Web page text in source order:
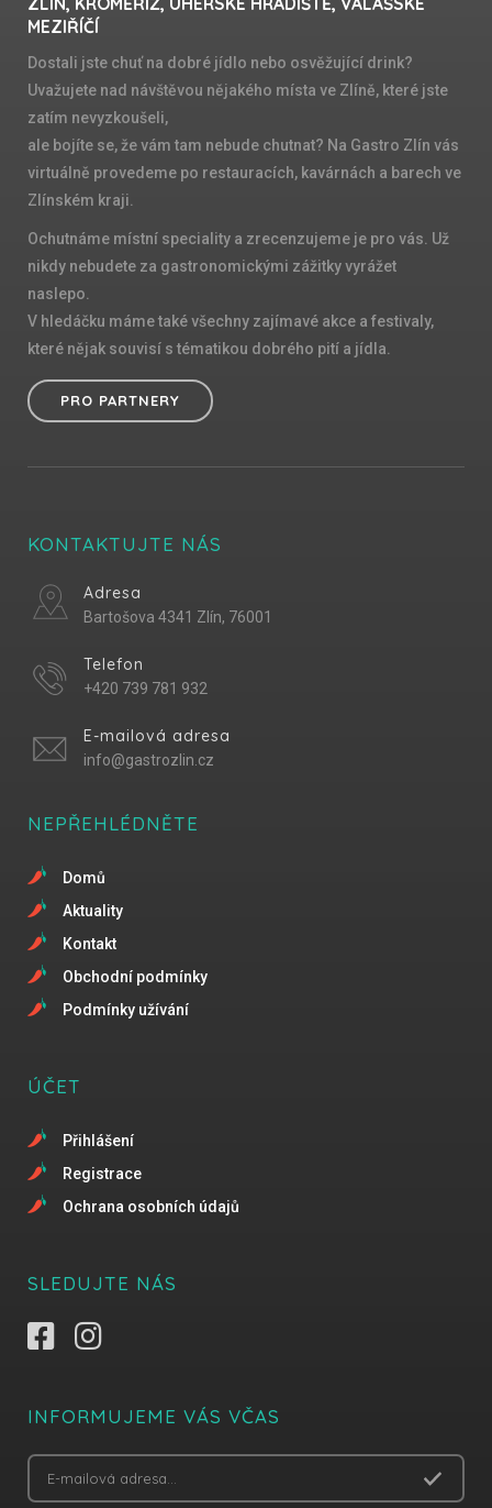
MEZIŘÍČÍ
Dostali jste chuť na dobré jídlo nebo osvěžující drink?
Uvažujete nad návštěvou nějakého místa ve Zlíně, které jste
zatím nevyzkoušeli,
ale bojíte se, že vám tam nebude chutnat? Na Gastro Zlín vás
virtuálně provedeme po restauracích, kavárnách a barech ve
Zlínském kraji.
Ochutnáme místní speciality a zrecenzujeme je pro vás. Už
nikdy nebudete za gastronomickými zážitky vyrážet
naslepo.
V hledáčku máme také všechny zajímavé akce a festivaly,
které nějak souvisí s tématikou dobrého pití a jídla.
PRO PARTNERY
KONTAKTUJTE NÁS
Adresa
Bartošova 4341 Zlín, 76001
Telefon
+420 739 781 932
E-mailová adresa
info@gastrozlin.cz
NEPŘEHLÉDNĚTE
Domů
Aktuality
Kontakt
Obchodní podmínky
Podmínky užívání
ÚČET
Přihlášení
Registrace
Ochrana osobních údajů
SLEDUJTE NÁS
INFORMUJEME VÁS VČAS